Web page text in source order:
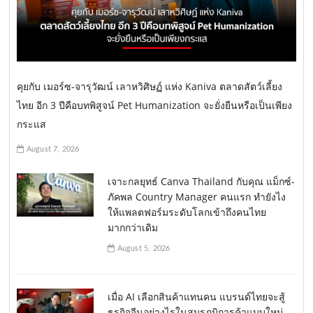
คุยกับ เมอร์ซ-จารุวัฒน์ เลาหวิศิษฏ์ แห่ง Kaniva ตลาดสัตว์เลี้ยง
ไทย อีก 3 ปีคือบทพิสูจน์ Pet Humanization จะยั่งยืนหรือเป็นเพียง
กระแส
August 7, 2026
เจาะกลยุทธ์ Canva Thailand กับคุณ แม็กซ์-
ภัคพล Country Manager คนแรก ทำยังไง
ให้แพลตฟอร์มระดับโลกเข้าถึงคนไทย
มากกว่าเดิม
August 5, 2026
เมื่อ AI เลือกสินค้าแทนคน แบรนด์ไทยจะสู้